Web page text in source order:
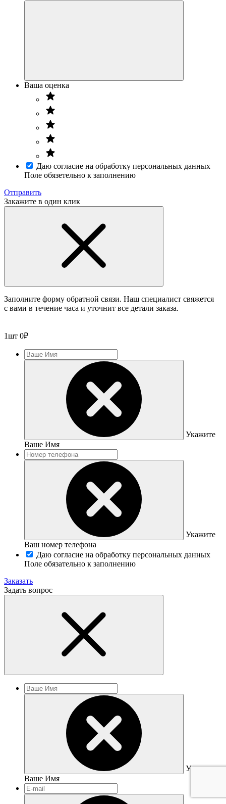
Ваша оценка
Даю согласие на обработку персональных данных
Поле обязетельно к заполнению
Отправить
Закажите в один клик
Заполните форму обратной связи. Наш специалист свяжется
с вами в течение часа и уточнит все детали заказа.
1шт 0₽
Укажите
Ваше Имя
Укажите
Ваш номер телефона
Даю согласие на обработку персональных данных
Поле обязательно к заполнению
Заказать
Задать вопрос
Укажите
Ваше Имя